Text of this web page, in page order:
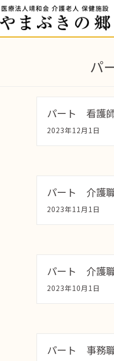
パ
パート 看護師
2023年12月1日
パート 介護職
2023年11月1日
パート 介護職
2023年10月1日
パート 事務